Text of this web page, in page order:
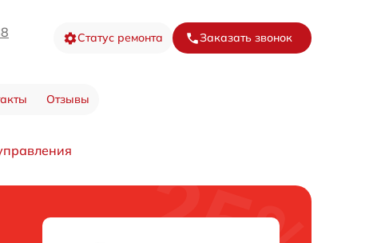
Статус ремонта Заказать звонок
Отзывы